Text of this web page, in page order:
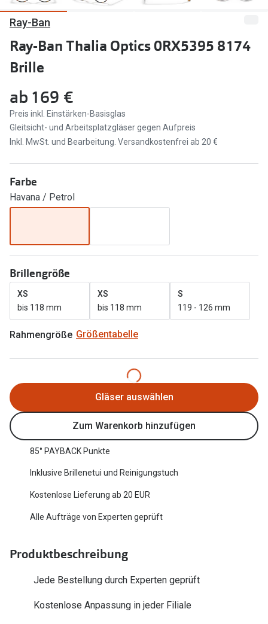
Marken
Ray-Ban
DbyD
Prada
Seen
Miu Miu
alle Marken
Ratgeber
Gleitsicht Ratgeber
Alle Brillen Ratgeber
Angebote
Brillen 2 für 1
20% auf selbsttönende Gläser
Trends
Nuance Audio Brille
Ray-Ban Meta
Oakley Meta
Brillentrends 2026
Glasveredelungen
Brillenglas Typen
Transitions Gläser
Marken
Oakley
Ray-Ban
Oakley
Zubehör
Ray-Ban
Ray-Ban Thalia Optics 0RX5395 8174
Brille
ab 169 €
Preis inkl. Einstärken-Basisglas
Gleitsicht- und Arbeitsplatzgläser gegen Aufpreis
Inkl. MwSt. und Bearbeitung. Versandkostenfrei ab 20 €
Farbe
Havana / Petrol
Brillengröße
XS
bis 118 mm
XS
bis 118 mm
S
119 - 126 mm
Rahmengröße Größentabelle
Gläser auswählen
Zum Warenkorb hinzufügen
85° PAYBACK Punkte
Inklusive Brillenetui und Reinigungstuch
Kostenlose Lieferung ab 20 EUR
Alle Aufträge von Experten geprüft
Produktbeschreibung
Jede Bestellung durch Experten geprüft
Kostenlose Anpassung in jeder Filiale